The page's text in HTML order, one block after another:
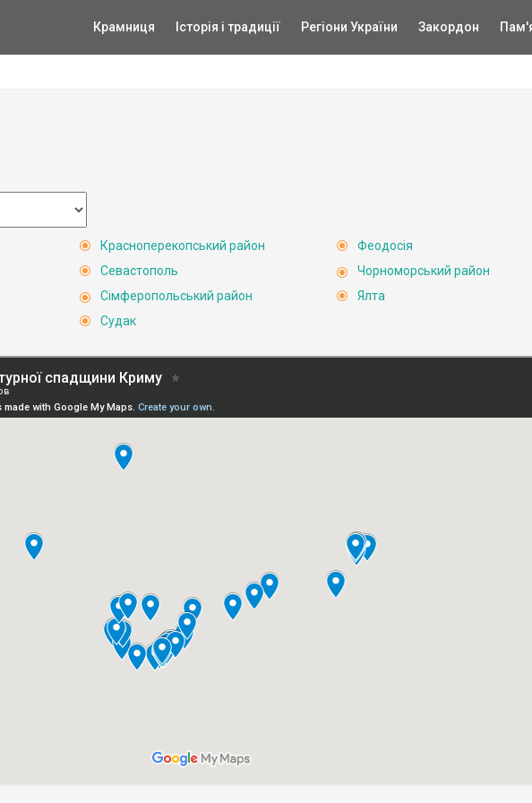
Крамниця Історія і традиції Регіони України Закордон
Красноперекопський район
Севастополь
Сімферопольський район
Судак
Феодосія
Чорноморський район
Ялта